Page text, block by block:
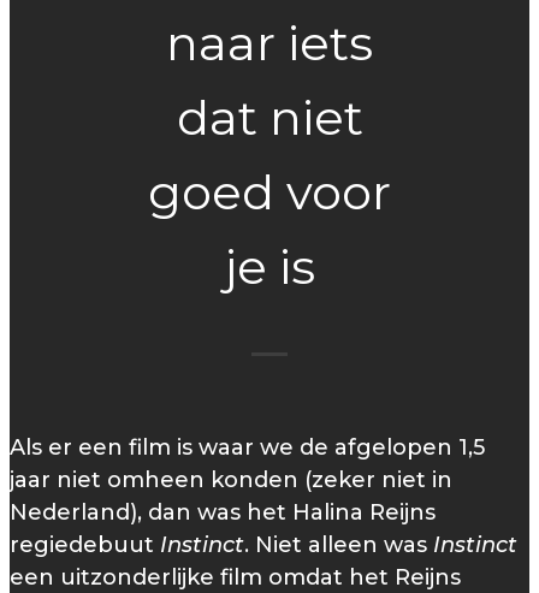
naar iets
dat niet
goed voor
je is
Als er een film is waar we de afgelopen 1,5
jaar niet omheen konden (zeker niet in
Nederland), dan was het Halina Reijns
regiedebuut Instinct. Niet alleen was Instinct
een uitzonderlijke film omdat het Reijns